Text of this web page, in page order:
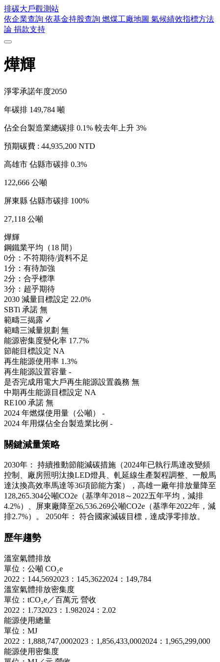
排碳大戶觀測站
依企業查詢 依基金持股查詢 燃煤工廠地圖 氣候績效指標方法
論 捐款支持
燁輝
淨零承諾年度2050
年碳排 149,784 噸
佔全台製造業總碳排 0.1% 較去年上升 3%
預期碳費 : 44,935,200 NTD
高雄市 佔縣市碳排 0.3%
122,666 公噸
屏東縣 佔縣市碳排 100%
27,118 公噸
燁輝
鋼鐵業平均（18 間）
0分：不符期待/資料不足
1分：有待加強
2分：合乎標準
3分：超乎期待
2030 減量目標設定 22.0%
SBTi 承諾 無
範疇三揭露 ✓
範疇三減量規劃 無
能源密集度變化率 17.7%
節能目標設定 NA
再生能源使用率 1.3%
再生能源設置容量 -
是否完成用電大戶再生能源設置義務 無
中期再生能源目標設定 NA
RE100 承諾 無
2024 年燃煤使用量（公噸） -
2024 年用煤佔全台製造業比例 -
關鍵減量策略
2030年： 持續推動節能減碳措施（2024年已執行馬達改變頻
控制、廠房照明汰換LED燈具、軋延線生產製程調整、一般馬
達汰換高效率馬達等36項節能方案），高雄一廠年排放量降至
128,265.304公噸CO2e（基準年2018～2022五年平均，減排
4.2%）、屏東廠降至26,536.269公噸CO2e（基準年2022年，減
排2.7%）。 2050年： 符合國家減碳目標，達成淨零排放。
歷年趨勢
溫室氣體排放
單位：公噸 CO₂e
2022：144,5692023：145,3622024：149,784
溫室氣體排放密集度
單位：tCO₂e／百萬元 營收
2022：1.732023：1.982024：2.02
能源使用總量
單位：MJ
2022：1,888,747,0002023：1,856,433,0002024：1,965,299,000
能源使用密集度